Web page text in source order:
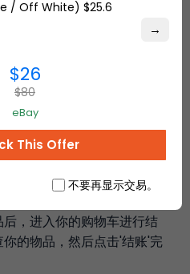
，进入你的购物车进行结
的物品，然后点击'结账'完
→
/ Off White) $25.6
$26
$80
eBay
This Offer
不要再显示交易。